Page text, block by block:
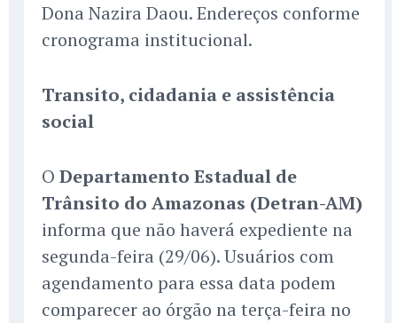
Dona Nazira Daou. Endereços conforme
cronograma institucional.
Transito, cidadania e assistência
social
O Departamento Estadual de
Trânsito do Amazonas (Detran-AM)
informa que não haverá expediente na
segunda-feira (29/06). Usuários com
agendamento para essa data podem
comparecer ao órgão na terça-feira no